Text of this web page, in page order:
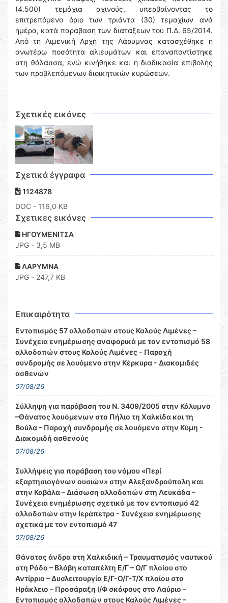
(4.500) τεμάχια αχινούς, υπερβαίνοντας το
επιτρεπόμενο όριο των τριάντα (30) τεμαχίων ανά
ημέρα, κατά παράβαση των διατάξεων του Π.Δ. 65/2014.
Από τη Λιμενική Αρχή της Λάρυμνας κατασχέθηκε η
ανωτέρω ποσότητα αλιευμάτων και επαναποντίστηκε
στη θάλασσα, ενώ κινήθηκε και η διαδικασία επιβολής
των προβλεπόμενων διοικητικών κυρώσεων.
Σχετικές εικόνες
Σχετικά έγγραφα
1124878
DOC - 116,0 KB
Σχετικες εικόνες
ΗΓΟΥΜΕΝΙΤΣΑ
JPG - 3,5 MB
ΛΑΡΥΜΝΑ
JPG - 247,7 KB
Επικαιρότητα
Εντοπισμός 57 αλλοδαπών στους Καλούς Λιμένες –
Συνέχεια ενημέρωσης αναφορικά με τον εντοπισμό 58
αλλοδαπών στους Καλούς Λιμένες - Παροχή
συνδρομής σε λουόμενο στην Κέρκυρα - Διακομιδές
ασθενών
07/08/26
Σύλληψη για παράβαση του Ν. 3409/2005 στην Κάλυμνο
–Θάνατος λουόμενων στο Πήλιο τη Χαλκίδα και τη
Βούλα – Παροχή συνδρομής σε λουόμενο στην Κύμη -
Διακομιδή ασθενούς
07/08/26
Συλλήψεις για παράβαση του νόμου «Περί
εξαρτησιογόνων ουσιών» στην Αλεξανδρούπολη και
στην Καβάλα – Διάσωση αλλοδαπών στη Λευκάδα –
Συνέχεια ενημέρωσης σχετικά με τον εντοπισμό 42
αλλοδαπών στην Ιεράπετρα - Συνέχεια ενημέρωσης
σχετικά με τον εντοπισμό 47
07/08/26
Θάνατος άνδρα στη Χαλκιδική – Τραυματισμός ναυτικού
στη Ρόδο – Βλάβη καταπέλτη Ε/Γ – Ο/Γ πλοίου στο
Αντίρριο – Δυσλειτουργία Ε/Γ-Ο/Γ-Τ/Χ πλοίου στο
Ηράκλειο – Προσάραξη Ι/Φ σκάφους στο Λαύριο –
Εντοπισμός αλλοδαπών στους Καλούς Λιμένες –